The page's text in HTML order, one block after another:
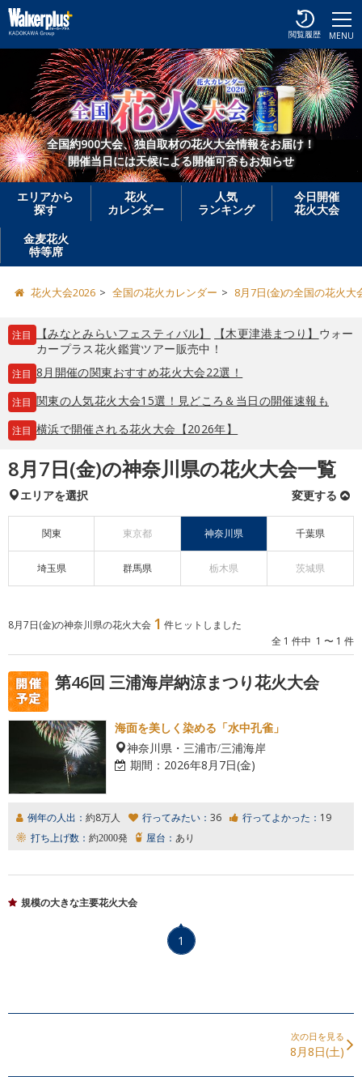
MENU
閲覧履歴
全国約900大会、独自取材の花火大会情報をお届け！
開催当日には天候による開催可否もお知らせ
エリアから
探す
花火
カレンダー
人気
ランキング
今日開催
花火大会
金麦花火
特等席
花火大会2026 全国の花火カレンダー 8月7日(金)の全国の花火大
注目 【みなとみらいフェスティバル】 【木更津港まつり】 ウォー
カープラス花火鑑賞ツアー販売中！
注目 8月開催の関東おすすめ花火大会22選！
注目 関東の人気花火大会15選！見どころ＆当日の開催速報も
注目 横浜で開催される花火大会【2026年】
8月7日(金)の神奈川県の花火大会一覧
エリアを選択 変更する
関東 東京都 神奈川県 千葉県
埼玉県 群馬県 栃木県 茨城県
8月7日(金)の神奈川県の花火大会 1 件ヒットしました
全 1 件中 1 〜 1 件
第46回 三浦海岸納涼まつり花火大会
海面を美しく染める「水中孔雀」
神奈川県・三浦市/三浦海岸
期間： 2026年8月7日(金)
例年の人出： 約8万人 行ってみたい： 36 行ってよかった： 19
打ち上げ数： 約2000発 屋台： あり
規模の大きな主要花火大会
1
次の日を見る
8月8日(土)